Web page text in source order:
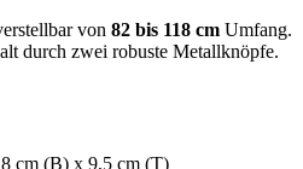
von 82 bis 118 cm Umfang.
durch zwei robuste Metallknöpfe.
cm (B) x 9,5 cm (T)